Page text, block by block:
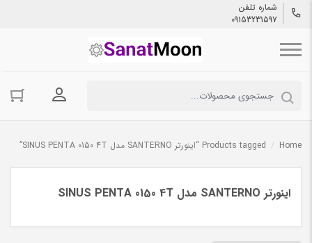
شماره تلفن
09153231597
ورود به
Home
/ Products tagged “اینورتر SANTERNO مدل SINUS PENTA 0150 4T”
اینورتر SANTERNO مدل SINUS PENTA 0150 4T